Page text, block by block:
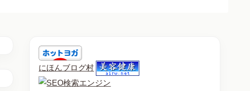
にほんブログ村